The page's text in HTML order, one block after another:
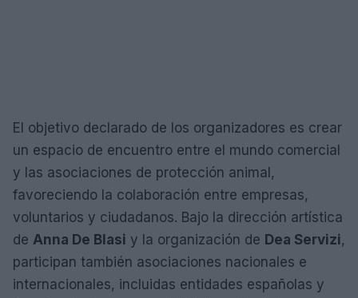
El objetivo declarado de los organizadores es crear
un espacio de encuentro entre el mundo comercial
y las asociaciones de protección animal,
favoreciendo la colaboración entre empresas,
voluntarios y ciudadanos. Bajo la dirección artística
de Anna De Blasi y la organización de Dea Servizi,
participan también asociaciones nacionales e
internacionales, incluidas entidades españolas y